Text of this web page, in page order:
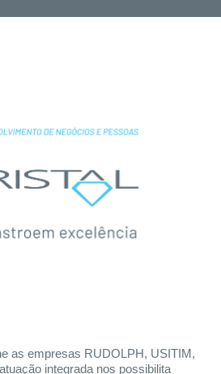
as empresas RUDOLPH, USITIM,
integrada nos possibilita